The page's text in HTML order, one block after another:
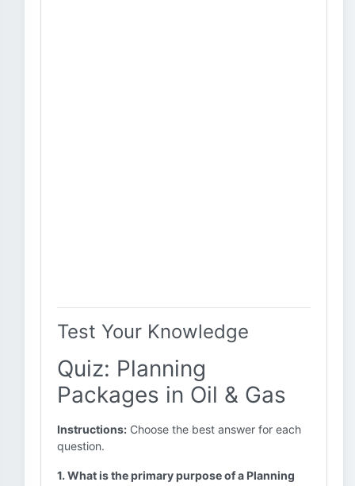
Test Your Knowledge
Quiz: Planning
Packages in Oil & Gas
Instructions: Choose the best answer for each
question.
1. What is the primary purpose of a Planning